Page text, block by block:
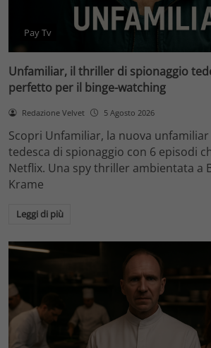
Pay Tv
Unfamiliar, il thriller di spionaggio
perfetto per il binge-watching
Redazione Velvet 5 Agosto 2026
Scopri Unfamiliar, la nuova
tedesca di spionaggio con 6 episodi
Netflix. Una spy thriller ambientata a
Krame
Leggi di più